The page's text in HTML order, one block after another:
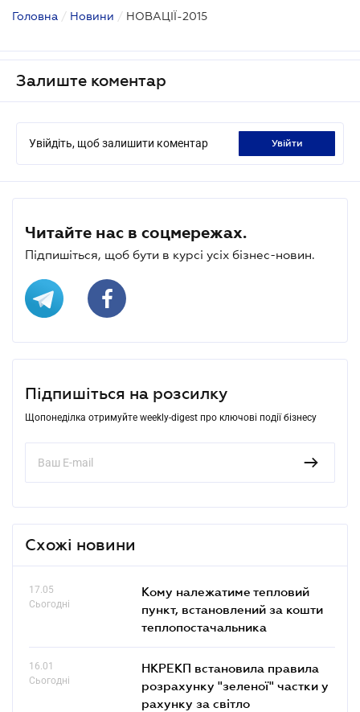
Головна / Новини / НОВАЦІЇ-2015
Залиште коментар
Увійдіть, щоб залишити коментар увійти
Читайте нас в соцмережах.
Підпишіться, щоб бути в курсі усіх бізнес-новин.
Підпишіться на розсилку
Щопонеділка отримуйте weekly-digest про ключові події бізнесу
Схожі новини
17.05
Сьогодні
Кому належатиме тепловий
пункт, встановлений за кошти
теплопостачальника
16.01
Сьогодні
НКРЕКП встановила правила
розрахунку "зеленої" частки у
рахунку за світло